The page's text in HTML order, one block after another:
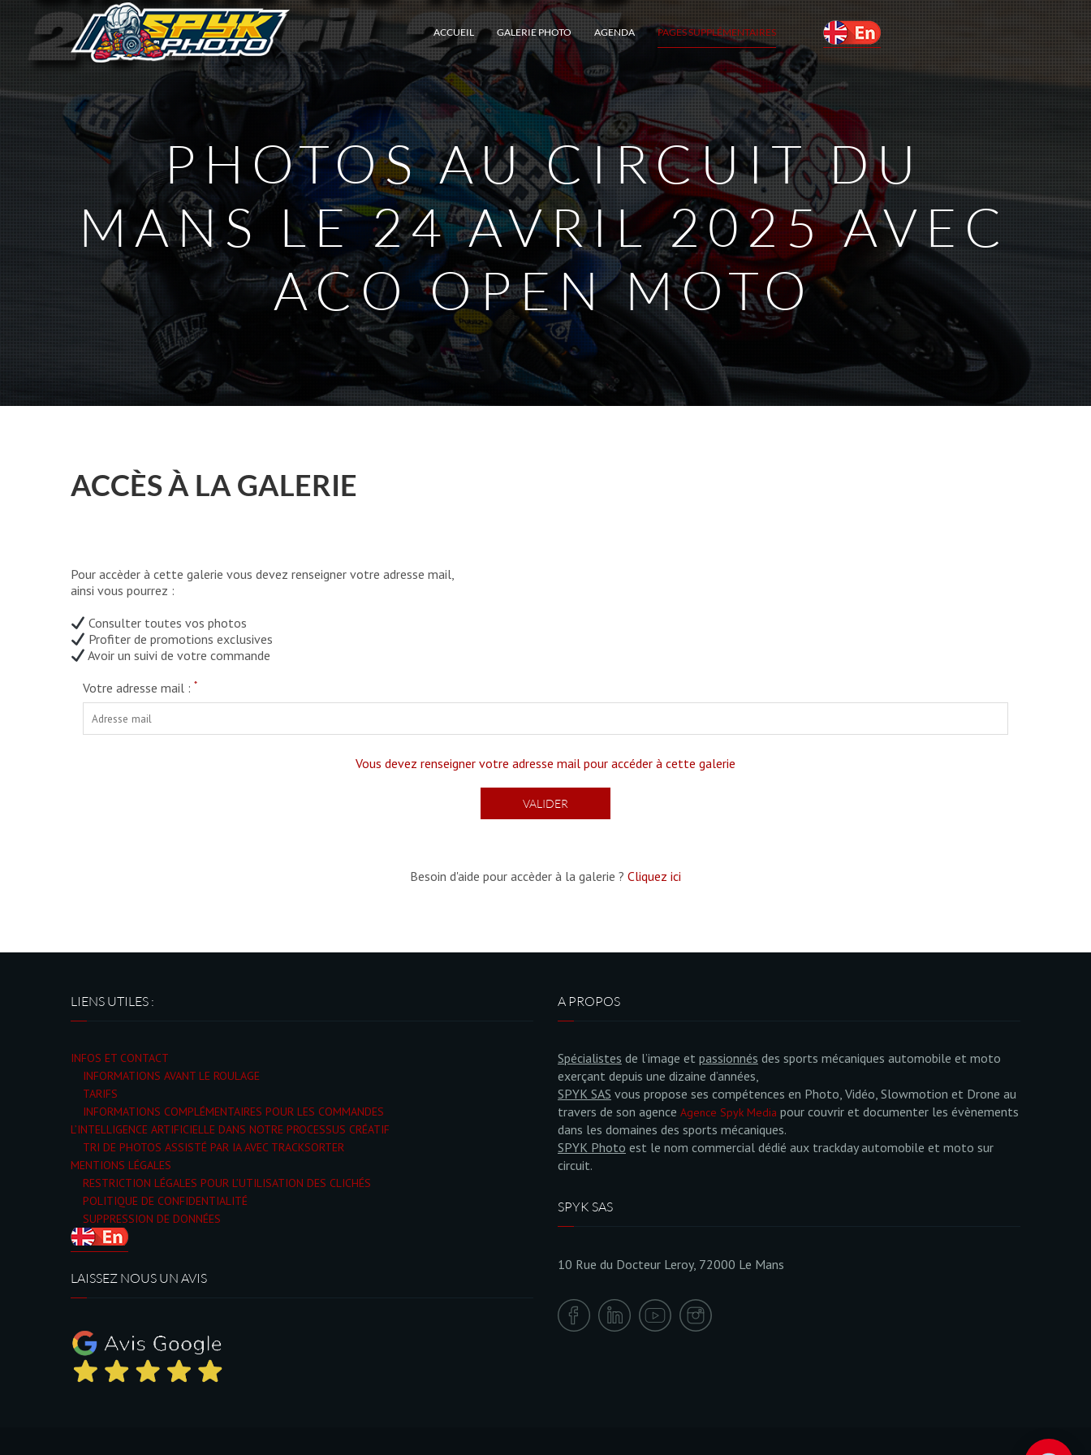
ACCUEIL GALERIE PHOTO AGENDA PAGES SUPPLÉMENTAIRES
PHOTOS AU CIRCUIT DU
MANS LE 24 AVRIL 2025 AVEC
ACO OPEN MOTO
ACCÈS À LA GALERIE
Pour accèder à cette galerie vous devez renseigner votre adresse mail,
ainsi vous pourrez :
Consulter toutes vos photos
Profiter de promotions exclusives
Avoir un suivi de votre commande
Votre adresse mail : *
Vous devez renseigner votre adresse mail pour accéder à cette galerie
Besoin d'aide pour accèder à la galerie ? Cliquez ici
LIENS UTILES :
INFOS ET CONTACT
INFORMATIONS AVANT LE ROULAGE
TARIFS
INFORMATIONS COMPLÉMENTAIRES POUR LES COMMANDES
L’INTELLIGENCE ARTIFICIELLE DANS NOTRE PROCESSUS CRÉATIF
TRI DE PHOTOS ASSISTÉ PAR IA AVEC TRACKSORTER
MENTIONS LÉGALES
RESTRICTION LÉGALES POUR L’UTILISATION DES CLICHÉS
POLITIQUE DE CONFIDENTIALITÉ
SUPPRESSION DE DONNÉES
LAISSEZ NOUS UN AVIS
A PROPOS
Spécialistes de l’image et passionnés des sports mécaniques automobile et moto
exerçant depuis une dizaine d’années,
SPYK SAS vous propose ses compétences en Photo, Vidéo, Slowmotion et Drone au
travers de son agence Agence Spyk Media pour couvrir et documenter les évènements
dans les domaines des sports mécaniques.
SPYK Photo est le nom commercial dédié aux trackday automobile et moto sur
circuit.
SPYK SAS
10 Rue du Docteur Leroy, 72000 Le Mans